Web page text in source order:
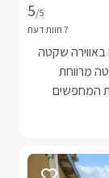
5/5
באווירה שקטה
מרווחת
המחפשים